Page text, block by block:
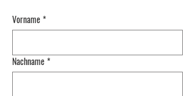
Vorname*
Nachname*